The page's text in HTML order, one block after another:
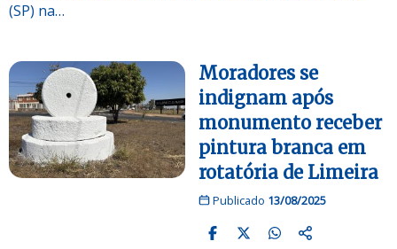
(SP) na…
Moradores se
indignam após
monumento receber
pintura branca em
rotatória de Limeira
Publicado 13/08/2025